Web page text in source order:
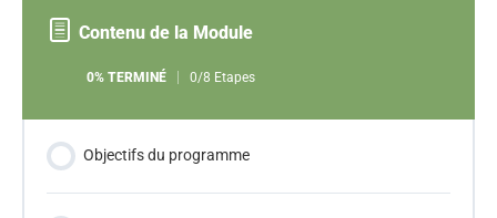
Contenu de la Module
0% TERMINÉ 0/8 Etapes
Objectifs du programme